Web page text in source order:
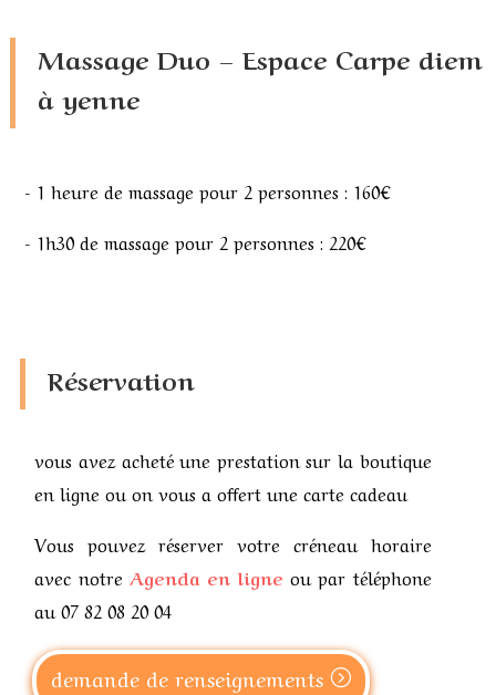
Massage Duo – Espace Carpe diem
à yenne
- 1 heure de massage pour 2 personnes : 160€
- 1h30 de massage pour 2 personnes : 220€
Réservation
vous avez acheté une prestation sur la boutique
en ligne ou on vous a offert une carte cadeau
Vous pouvez réserver votre créneau horaire
avec notreAgenda en ligne ou par téléphone
au 07 82 08 20 04
demande de renseignements